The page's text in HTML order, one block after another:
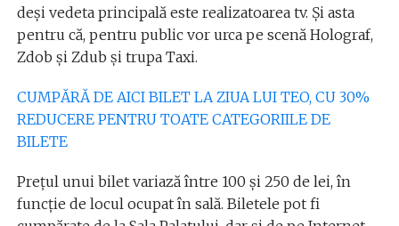
deși vedeta principală este realizatoarea tv. Și asta
pentru că, pentru public vor urca pe scenă Holograf,
Zdob și Zdub și trupa Taxi.
CUMPĂRĂ DE AICI BILET LA ZIUA LUI TEO, CU 30%
REDUCERE PENTRU TOATE CATEGORIILE DE
BILETE
Prețul unui bilet variază între 100 și 250 de lei, în
funcție de locul ocupat în sală. Biletele pot fi